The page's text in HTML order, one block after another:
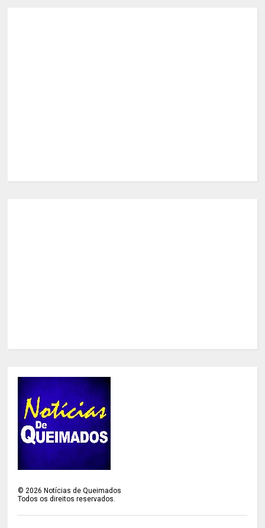
©2026 Notícias de Queimados
Todos os direitos reservados.